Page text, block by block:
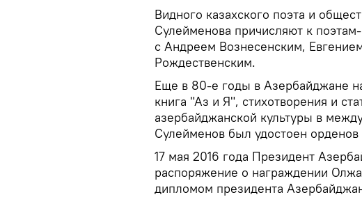
Видного казахского поэта и
Сулейменова причисляют к
с Андреем Вознесенским,
Рождественским.
Еще в 80-е годы в Азербайджане
книга "Аз и Я", стихотворения и
азербайджанской культуры в
Сулейменов был удостоен
17 мая 2016 года Президент
распоряжение о награждении
дипломом президента